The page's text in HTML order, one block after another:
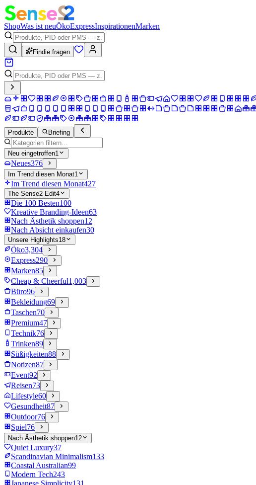
ShopWas ist neuÖkoExpressInspirationenMarken
Findie fragen
Produkte Briefing
Neu eingetroffen1
Neues376
Im Trend diesen Monat1
Im Trend diesen Monat427
The Sense2 Edit4
Die 100 Besten100
Kreative Branding-Ideen63
Nach Ästhetik shoppen12
Nach Absicht einkaufen30
Unsere Highlights18
Öko3,304
Express290
Marken85
Cheap & Cheerful1,003
Büro96
Bekleidung69
Taschen70
Premium47
Technik76
Trinken89
Süßigkeiten88
Notizen87
Event92
Reisen73
Lifestyle60
Gesundheit87
Outdoor76
Spiel76
Nach Ästhetik shoppen12
Quiet Luxury37
Scandinavian Minimalism133
Coastal Australian99
Modern Tech243
Japanese Simplicity131